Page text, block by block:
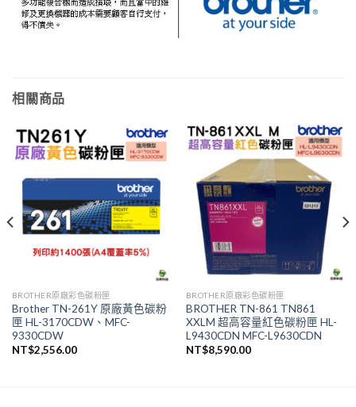
相關商品
BROTHER原廠彩色碳粉匣
Brother TN-261Y 原廠黃色碳粉
匣 HL-3170CDW、MFC-
9330CDW
NT$2,556.00
BROTHER原廠彩色碳粉匣
BROTHER TN-861 TN861
XXLM 超高容量紅色碳粉匣 HL-
L9430CDN MFC-L9630CDN
NT$8,590.00